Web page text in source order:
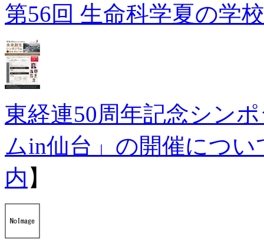
第56回 生命科学夏の学校
東経連50周年記念シン
ムin仙台」の開催につい
内 】